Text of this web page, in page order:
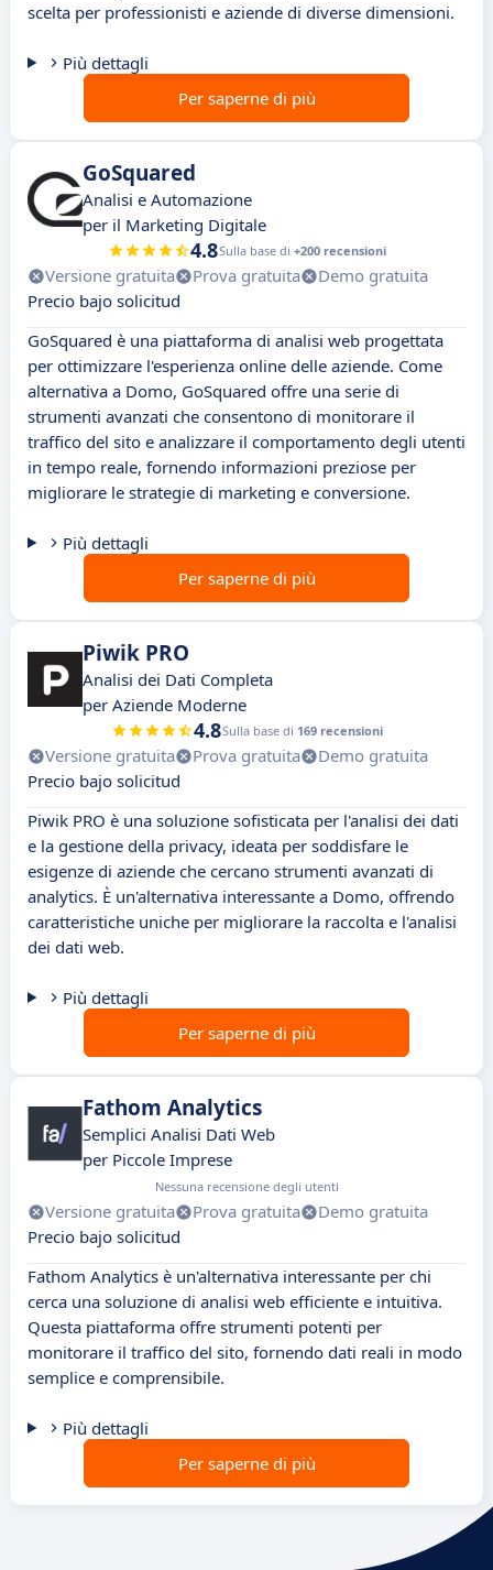
scelta per professionisti e aziende di diverse dimensioni.
Più dettagli
Per saperne di più
GoSquared
Analisi e Automazione
per il Marketing Digitale
4.8Sulla base di +200 recensioni
Versione gratuita Prova gratuita
Demo gratuita
Precio bajo solicitud
GoSquared è una piattaforma di analisi web progettata
per ottimizzare l'esperienza online delle aziende. Come
alternativa a Domo, GoSquared offre una serie di
strumenti avanzati che consentono di monitorare il
traffico del sito e analizzare il comportamento degli utenti
in tempo reale, fornendo informazioni preziose per
migliorare le strategie di marketing e conversione.
Più dettagli
Per saperne di più
Piwik PRO
Analisi dei Dati Completa
per Aziende Moderne
4.8Sulla base di 169 recensioni
Versione gratuita Prova gratuita
Demo gratuita
Precio bajo solicitud
Piwik PRO è una soluzione sofisticata per l'analisi dei dati
e la gestione della privacy, ideata per soddisfare le
esigenze di aziende che cercano strumenti avanzati di
analytics. È un'alternativa interessante a Domo, offrendo
caratteristiche uniche per migliorare la raccolta e l'analisi
dei dati web.
Più dettagli
Per saperne di più
Fathom Analytics
Semplici Analisi Dati Web
per Piccole Imprese
Nessuna recensione degli utenti
Versione gratuita Prova gratuita
Demo gratuita
Precio bajo solicitud
Fathom Analytics è un'alternativa interessante per chi
cerca una soluzione di analisi web efficiente e intuitiva.
Questa piattaforma offre strumenti potenti per
monitorare il traffico del sito, fornendo dati reali in modo
semplice e comprensibile.
Più dettagli
Per saperne di più